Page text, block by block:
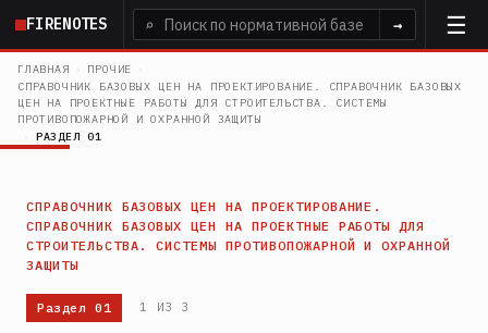
Перейти
основному
содержанию
FIRENOTES ⌕ →
ГЛАВНАЯ › ПРОЧИЕ
›
СПРАВОЧНИК БАЗОВЫХ ЦЕН НА ПРОЕКТИРОВАНИЕ. СПРАВОЧНИК БАЗОВЫХ
ЦЕН НА ПРОЕКТНЫЕ РАБОТЫ ДЛЯ СТРОИТЕЛЬСТВА. СИСТЕМЫ
ПРОТИВОПОЖАРНОЙ И ОХРАННОЙ ЗАЩИТЫ
›
РАЗДЕЛ 01
СПРАВОЧНИК БАЗОВЫХ ЦЕН НА ПРОЕКТИРОВАНИЕ.
СПРАВОЧНИК БАЗОВЫХ ЦЕН НА ПРОЕКТНЫЕ РАБОТЫ ДЛЯ
СТРОИТЕЛЬСТВА. СИСТЕМЫ ПРОТИВОПОЖАРНОЙ И ОХРАННОЙ
ЗАЩИТЫ
Раздел 01 1 ИЗ 3